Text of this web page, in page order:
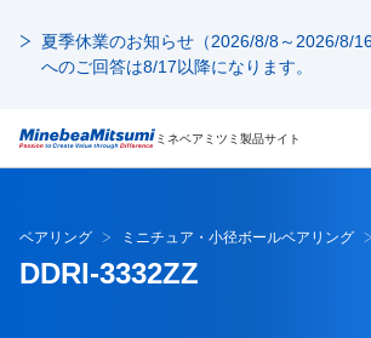
夏季休業のお知らせ（2026/8/8～2026/8/
へのご回答は8/17以降になります。
ミネベアミツミ製品サイト
ベアリング ミニチュア・小径ボールベアリング
DDRI-3332ZZ